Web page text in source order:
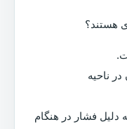
هستند؟
ناحیه
دلیل فشار در هنگام